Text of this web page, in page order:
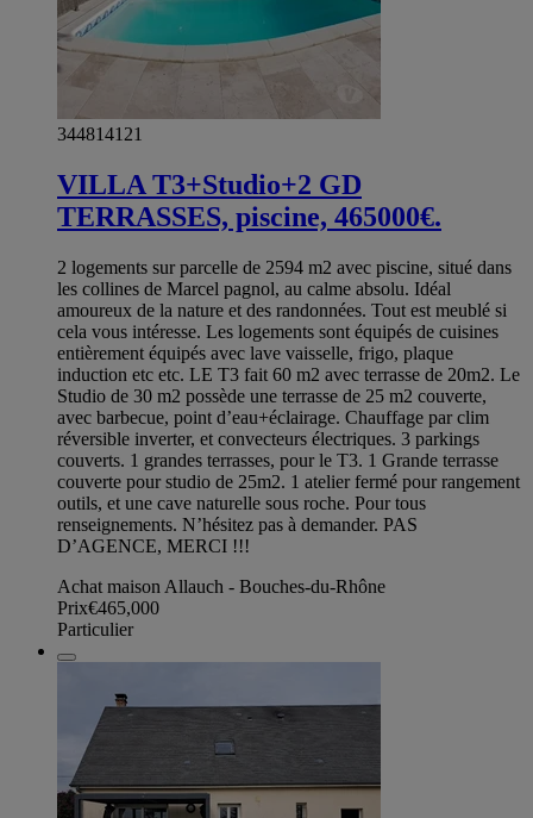
344814121
VILLA T3+Studio+2 GD
TERRASSES, piscine, 465000€.
2 logements sur parcelle de 2594 m2 avec piscine, situé dans
les collines de Marcel pagnol, au calme absolu. Idéal
amoureux de la nature et des randonnées. Tout est meublé si
cela vous intéresse. Les logements sont équipés de cuisines
entièrement équipés avec lave vaisselle, frigo, plaque
induction etc etc. LE T3 fait 60 m2 avec terrasse de 20m2. Le
Studio de 30 m2 possède une terrasse de 25 m2 couverte,
avec barbecue, point d’eau+éclairage. Chauffage par clim
réversible inverter, et convecteurs électriques. 3 parkings
couverts. 1 grandes terrasses, pour le T3. 1 Grande terrasse
couverte pour studio de 25m2. 1 atelier fermé pour rangement
outils, et une cave naturelle sous roche. Pour tous
renseignements. N’hésitez pas à demander. PAS
D’AGENCE, MERCI !!!
Achat maison Allauch - Bouches-du-Rhône
Prix€465,000
Particulier